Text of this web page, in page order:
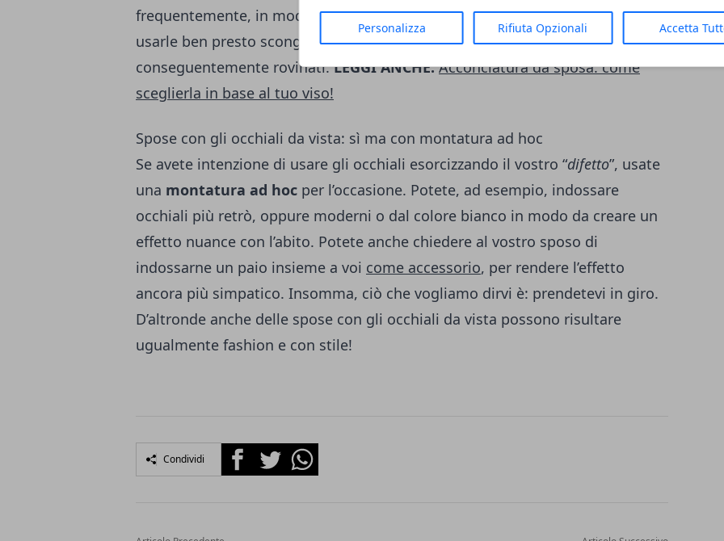
Personalizza Rifiuta Opzionali Accetta
frequentemente, in modo da abituarvi sia a metterle che a togliere. Inoltre,
usarle ben presto scongiurerà il rischio di lacrimazioni e make-up
conseguentemente rovinati.LEGGI ANCHE: Acconciatura da sposa: come
sceglierla in base al tuo viso!
Spose con gli occhiali da vista: sì ma con montatura ad hoc
Se avete intenzione di usare gli occhiali esorcizzando il vostro “difetto”, usate
una montatura ad hoc per l’occasione. Potete, ad esempio, indossare
occhiali più retrò, oppure moderni o dal colore bianco in modo da creare un
effetto nuance con l’abito. Potete anche chiedere al vostro sposo di
indossarne un paio insieme a voi come accessorio, per rendere l’effetto
ancora più simpatico. Insomma, ciò che vogliamo dirvi è: prendetevi in giro.
D’altronde anche delle spose con gli occhiali da vista possono risultare
ugualmente fashion e con stile!
Condividi FacebookTwitterWhatsapp